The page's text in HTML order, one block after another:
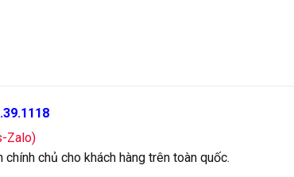
Zalo)
chủ cho khách hàng trên toàn quốc.